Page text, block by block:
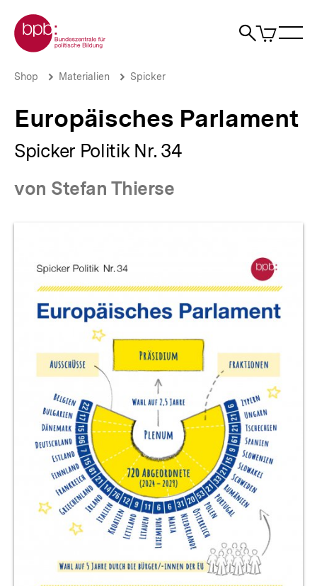
zum
Seiteninhalt
springen
Zur Startseite der bpb
Suche
Artikel
im
Europäisches
bpb.de
Brotkrümelnavigation
Pfadnavigation
Shop Materialien Spicker
Europäisches Parlament
Spicker Politik Nr. 34
von Stefan Thierse